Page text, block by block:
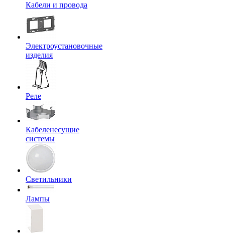
Кабели и провода
Электроустановочные
изделия
Реле
Кабеленесущие
системы
Светильники
Лампы